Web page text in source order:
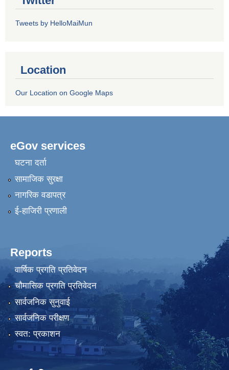
Tweets by HelloMaiMun
Location
Our Location on Google Maps
eGov services
घटना दर्ता
सामाजिक सुरक्षा
नागरिक वडापत्र
ई-हाजिरी प्रणाली
Reports
वार्षिक प्रगति प्रतिवेदन
चौमासिक प्रगति प्रतिवेदन
सार्वजनिक सुनुवाई
सार्वजनिक परीक्षण
स्वत: प्रकाशन